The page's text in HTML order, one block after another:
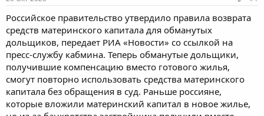
м
ы
л
Российское правительство утвердило правила возврата
средств материнского капитала для обманутых
дольщиков, передает РИА «Новости» со ссылкой на
пресс-службу кабмина. Теперь обманутые дольщики,
получившие компенсацию вместо готового жилья,
смогут повторно использовать средства материнского
капитала без обращения в суд. Раньше россияне,
которые вложили материнский капитал в новое жилье,